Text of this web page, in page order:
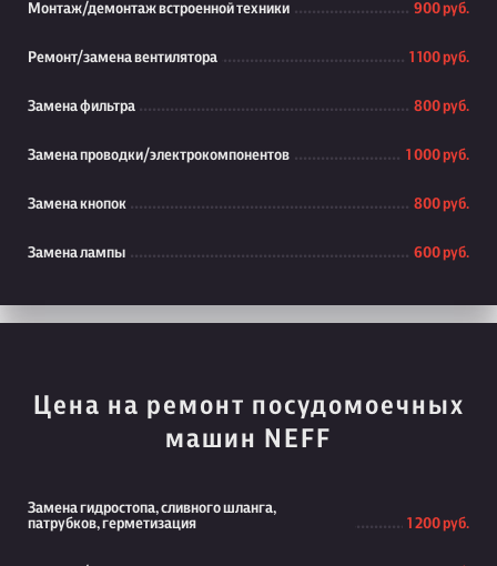
Монтаж/демонтаж встроенной техники 900 руб.
Ремонт/замена вентилятора 1 100 руб.
Замена фильтра 800 руб.
Замена проводки/электрокомпонентов 1 000 руб.
Замена кнопок 800 руб.
Замена лампы 600 руб.
Цена на ремонт посудомоечных
машин NEFF
Замена гидростопа, сливного шланга,
патрубков, герметизация
1 200 руб.